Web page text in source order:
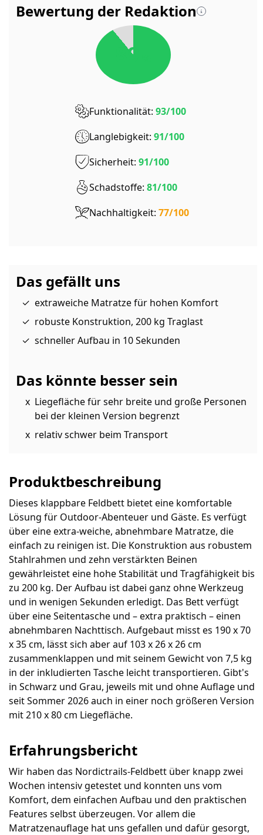
Bewertung der Redaktion
89
Funktionalität: 93/100
Langlebigkeit: 91/100
Sicherheit: 91/100
Schadstoffe: 81/100
Nachhaltigkeit: 77/100
Das gefällt uns
extraweiche Matratze für hohen Komfort
robuste Konstruktion, 200 kg Traglast
schneller Aufbau in 10 Sekunden
Das könnte besser sein
Liegefläche für sehr breite und große Personen
bei der kleinen Version begrenzt
relativ schwer beim Transport
Produktbeschreibung
Dieses klappbare Feldbett bietet eine komfortable
Lösung für Outdoor-Abenteuer und Gäste. Es verfügt
über eine extra-weiche, abnehmbare Matratze, die
einfach zu reinigen ist. Die Konstruktion aus robustem
Stahlrahmen und zehn verstärkten Beinen
gewährleistet eine hohe Stabilität und Tragfähigkeit bis
zu 200 kg. Der Aufbau ist dabei ganz ohne Werkzeug
und in wenigen Sekunden erledigt. Das Bett verfügt
über eine Seitentasche und – extra praktisch – einen
abnehmbaren Nachttisch. Aufgebaut misst es 190 x 70
x 35 cm, lässt sich aber auf 103 x 26 x 26 cm
zusammenklappen und mit seinem Gewicht von 7,5 kg
in der inkludierten Tasche leicht transportieren. Gibt's
in Schwarz und Grau, jeweils mit und ohne Auflage und
seit Sommer 2026 auch in einer noch größeren Version
mit 210 x 80 cm Liegefläche.
Erfahrungsbericht
Wir haben das Nordictrails-Feldbett über knapp zwei
Wochen intensiv getestet und konnten uns vom
Komfort, dem einfachen Aufbau und den praktischen
Features selbst überzeugen. Vor allem die
Matratzenauflage hat uns gefallen und dafür gesorgt,